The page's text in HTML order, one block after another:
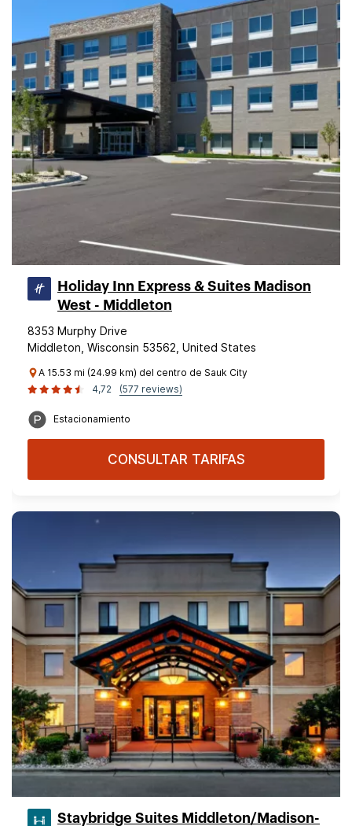
Holiday Inn Express & Suites Madison
West - Middleton
8353 Murphy Drive
Middleton, Wisconsin 53562, United States
A 15.53 mi (24.99 km) del centro de Sauk City
4,72
(577 reviews)
Estacionamiento
CONSULTAR TARIFAS
Staybridge Suites Middleton/Madison-